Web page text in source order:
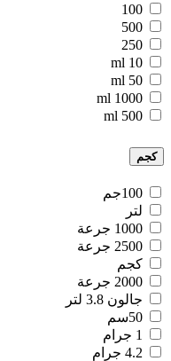
100
500
250
10 ml
50 ml
1000 ml
500 ml
كجم
100جم
لتر
1000 جرعة
2500 جرعة
كجم
2000 جرعة
جالون 3.8 لتر
50سم
1 جرام
4.2 جرام